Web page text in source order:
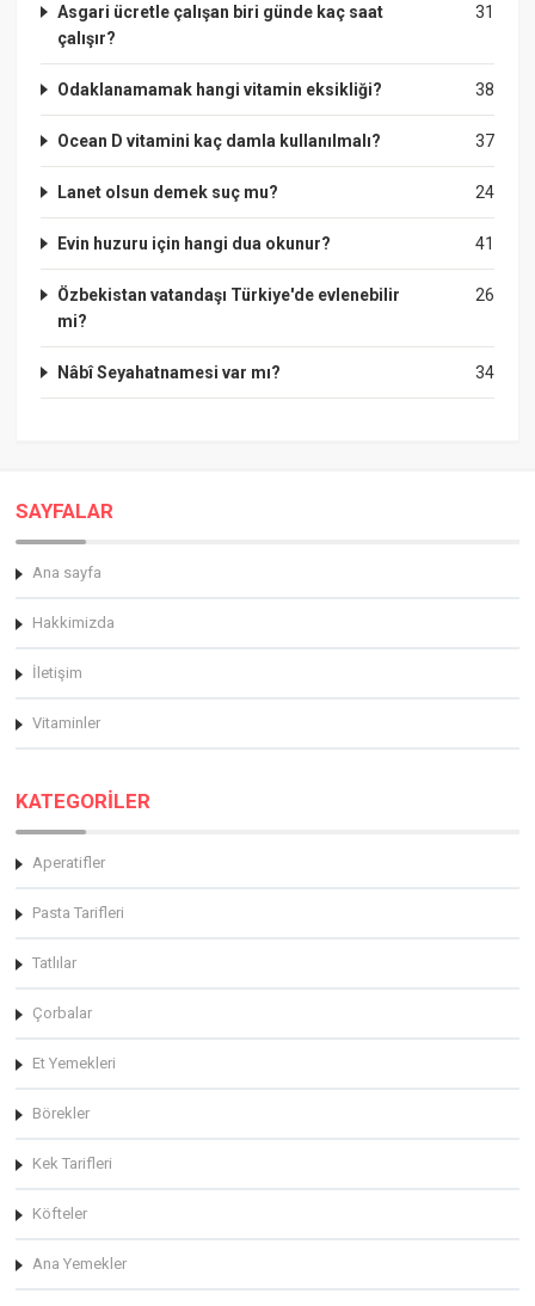
31
Asgari ücretle çalışan biri günde kaç saat
çalışır?
38
Odaklanamamak hangi vitamin eksikliği?
37
Ocean D vitamini kaç damla kullanılmalı?
24
Lanet olsun demek suç mu?
41
Evin huzuru için hangi dua okunur?
26
Özbekistan vatandaşı Türkiye'de evlenebilir
mi?
34
Nâbî Seyahatnamesi var mı?
SAYFALAR
Ana sayfa
Hakkimizda
İletişim
Vitaminler
KATEGORİLER
Aperatifler
Pasta Tarifleri
Tatlılar
Çorbalar
Et Yemekleri
Börekler
Kek Tarifleri
Köfteler
Ana Yemekler